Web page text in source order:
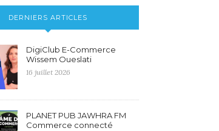
DERNIERS ARTICLES
DigiClub E-Commerce
Wissem Oueslati
16 juillet 2026
PLANET PUB JAWHRA FM
Commerce connecté